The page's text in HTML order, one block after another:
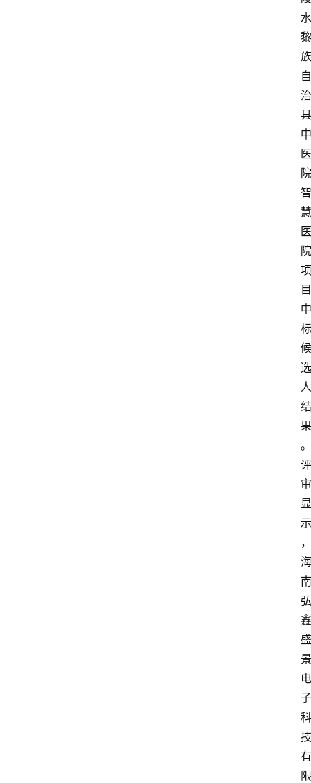
水
黎
族
自
治
县
中
医
院
智
慧
医
院
项
目
中
标
候
选
人
结
果
。
评
审
显
示
，
海
南
弘
鑫
盛
景
电
子
科
技
有
限